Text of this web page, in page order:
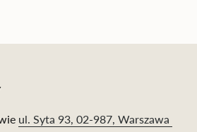
ul. Syta 93, 02-987, Warszawa